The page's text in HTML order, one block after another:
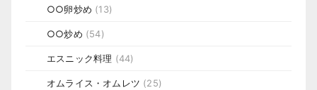
○○卵炒め (13)
○○炒め (54)
エスニック料理 (44)
オムライス・オムレツ (25)